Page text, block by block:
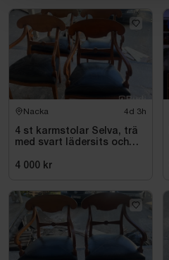
Nacka 4d 3h
4 st karmstolar Selva, trä
med svart lädersits och
4 000 kr